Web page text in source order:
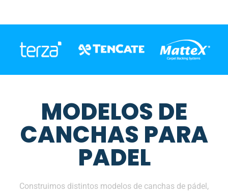
MODELOS DE
CANCHAS PARA
PADEL
Construimos distintos modelos de canchas de pádel,